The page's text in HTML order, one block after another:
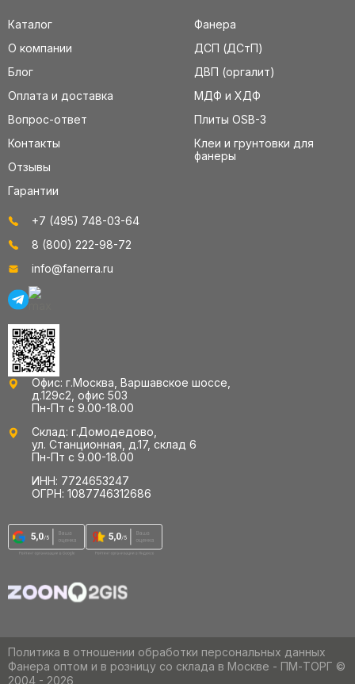
Каталог
О компании
Блог
Оплата и доставка
Вопрос-ответ
Контакты
Отзывы
Гарантии
Фанера
ДСП (ДСтП)
ДВП (оргалит)
МДФ и ХДФ
Плиты OSB-3
Клеи и грунтовки для
фанеры
+7 (495) 748-03-64
8 (800) 222-98-72
info@fanerra.ru
Офис: г.Москва, Варшавское шоссе,
д.129с2, офис 503
Пн-Пт с 9.00-18.00
Склад: г.Домодедово,
ул. Станционная, д.17, склад 6
Пн-Пт с 9.00-18.00
ИНН: 7724653247
ОГРН: 1087746312686
Политика в отношении обработки персональных данных
Фанера оптом и в розницу со склада в Москве - ПМ-ТОРГ ©
2004 - 2026